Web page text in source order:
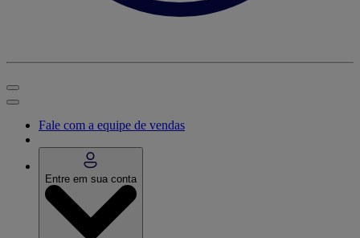
Fale com a equipe de vendas
Entre em sua conta